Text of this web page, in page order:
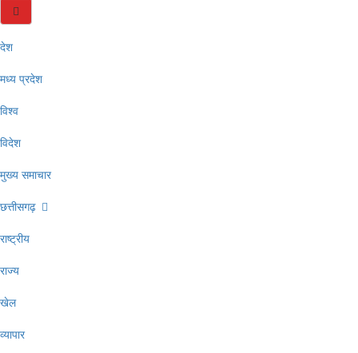
देश
मध्य प्रदेश
विश्व
विदेश
मुख्य समाचार
छत्तीसगढ़
राष्ट्रीय
राज्य
खेल
व्यापार